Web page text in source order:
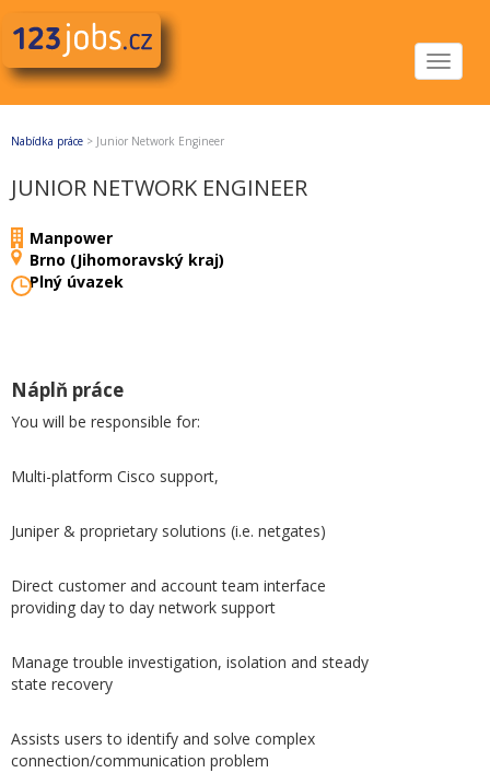
Toggle
Nabídka práce > Junior Network Engineer
JUNIOR NETWORK ENGINEER
Manpower
Brno (Jihomoravský kraj)
Plný úvazek
Náplň práce
You will be responsible for:
Multi-platform Cisco support,
Juniper & proprietary solutions (i.e. netgates)
Direct customer and account team interface
providing day to day network support
Manage trouble investigation, isolation and steady
state recovery
Assists users to identify and solve complex
connection/communication problem